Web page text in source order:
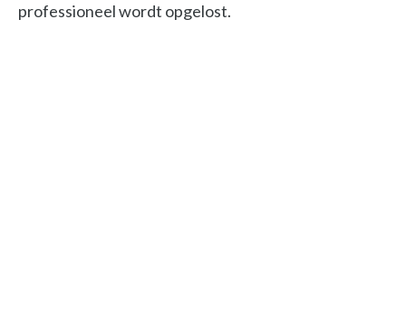
professioneel wordt opgelost.